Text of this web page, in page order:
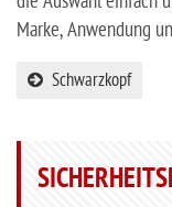
Marke, Anwendung
Schwarzkopf